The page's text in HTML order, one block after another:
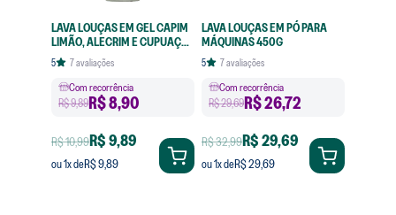
LAVA LOUÇAS EM GEL CAPIM
LIMÃO, ALECRIM E CUPUAÇU
420ML
5 7avaliações
Com recorrência
R$ 9,89R$8,90
R$ 10,99R$ 9,89
ou1x deR$ 9,89
LAVA LOUÇAS EM PÓ PARA
MÁQUINAS 450G
5 7avaliações
Com recorrência
R$ 29,69R$26,72
R$ 32,99R$ 29,69
ou1x deR$ 29,69